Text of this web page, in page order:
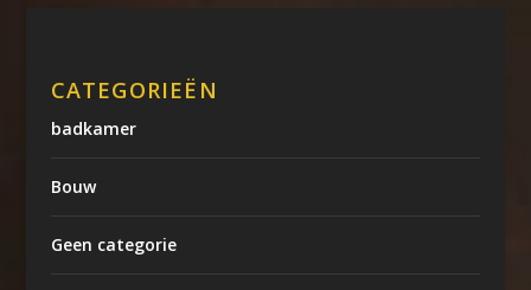
CATEGORIEËN
badkamer
Bouw
Geen categorie